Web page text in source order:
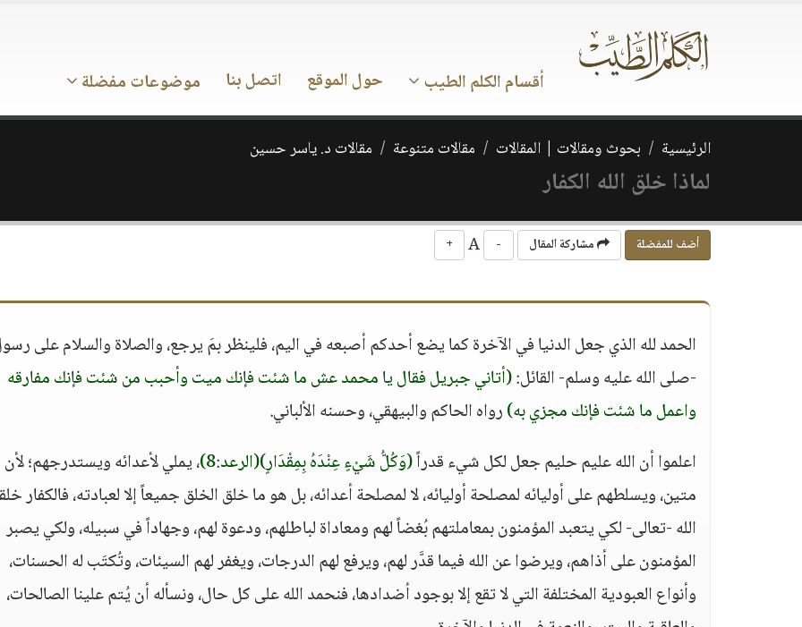
أقسام الكلم الطيب حول الموقع اتصل بنا موضوعات مفضلة
الرئيسية بحوث ومقالات | المقالات مقالات متنوعة مقالات د. ياسر حسين
لماذا خلق الله الكفار
أضف للمفضلة مشاركة المقال -
+
الحمد لله الذي جعل الدنيا في الآخرة كما يضع أحدكم أصبعه في اليم، فلينظر بمَ يرجع، والصلاة والسلام على
-صلى الله عليه وسلم- القائل:(أتاني جبريل فقال يا محمد عش ما شئت فإنك ميت وأحبب من شئت فإنك مفارقه
واعمل ما شئت فإنك مجزي به)رواه الحاكم والبيهقي، وحسنه الألباني.
اعلموا أن الله عليم حليم جعل لكل شيء قدراً(وَكُلُّ شَيْءٍ عِنْدَهُ بِمِقْدَارٍ)(الرعد:8) ، يملي لأعدائه ويستدرجهم؛
متين، ويسلطهم على أوليائه لمصلحة أوليائه، لا لمصلحة أعدائه، بل هو ما خلق الخلق جميعاً إلا لعبادته، فالكفار
الله -تعالى- لكي يتعبد المؤمنون بمعاملتهم بُغضاً لهم ومعاداة لباطلهم، ودعوة لهم، وجهاداً في سبيله، ولكي يصبر
المؤمنون على أذاهم، ويرضوا عن الله فيما قدَّر لهم، ويرفع لهم الدرجات، ويغفر لهم السيئات، وتُكتَب له الحسنات،
وأنواع العبودية المختلفة التي لا تقع إلا بوجود أضدادها، فنحمد الله على كل حال، ونسأله أن يُتم علينا الصالحات،